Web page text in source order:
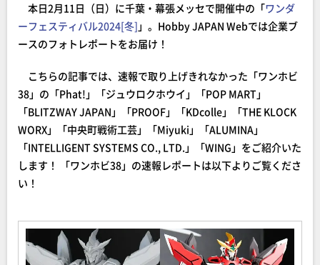
本日2月11日（日）に千葉・幕張メッセで開催中の「ワンダ
ーフェスティバル2024[冬] 」。Hobby JAPAN Webでは企業ブ
ースのフォトレポートをお届け！
こちらの記事では、速報で取り上げきれなかった「ワンホビ
38」の「Phat!」「ジュウロクホウイ」「POP MART」
「BLITZWAY JAPAN」「PROOF」「KDcolle」「THE KLOCK
WORX」「中央町戦術工芸」「Miyuki」「ALUMINA」
「INTELLIGENT SYSTEMS CO., LTD.」「WING」をご紹介いた
します！ 「ワンホビ38」の速報レポートは以下よりご覧くださ
い！